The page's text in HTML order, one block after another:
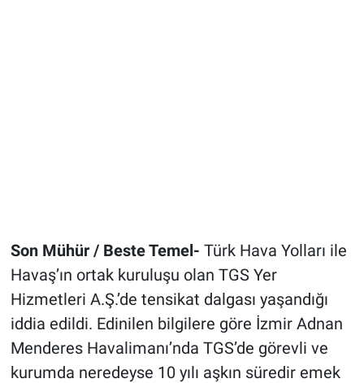
Son Mühür / Beste Temel- Türk Hava Yolları ile
Havaş’ın ortak kuruluşu olan TGS Yer
Hizmetleri A.Ş.’de tensikat dalgası yaşandığı
iddia edildi. Edinilen bilgilere göre İzmir Adnan
Menderes Havalimanı’nda TGS’de görevli ve
kurumda neredeyse 10 yılı aşkın süredir emek